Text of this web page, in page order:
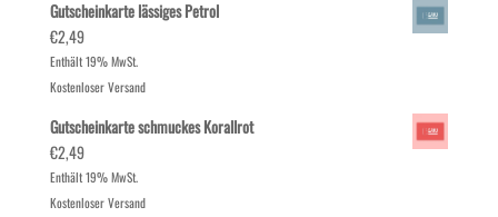
Gutscheinkarte lässiges Petrol
€2,49
Enthält 19% MwSt.
Kostenloser Versand
Gutscheinkarte schmuckes Korallrot
€2,49
Enthält 19% MwSt.
Kostenloser Versand